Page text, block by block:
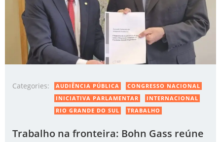
Categories: AUDIÊNCIA PÚBLICA
CONGRESSO NACIONAL
INICIATIVA PARLAMENTAR
INTERNACIONAL
RIO GRANDE DO SUL
TRABALHO
Trabalho na fronteira: Bohn Gass reúne